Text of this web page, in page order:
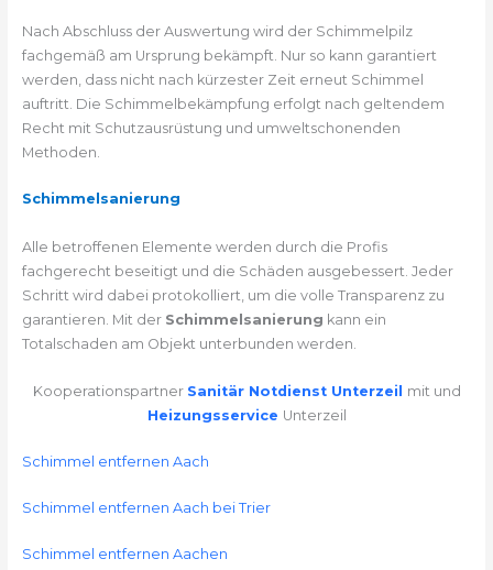
Nach Abschluss der Auswertung wird der Schimmelpilz
fachgemäß am Ursprung bekämpft. Nur so kann garantiert
werden, dass nicht nach kürzester Zeit erneut Schimmel
auftritt. Die Schimmelbekämpfung erfolgt nach geltendem
Recht mit Schutzausrüstung und umweltschonenden
Methoden.
Schimmelsanierung
Alle betroffenen Elemente werden durch die Profis
fachgerecht beseitigt und die Schäden ausgebessert. Jeder
Schritt wird dabei protokolliert, um die volle Transparenz zu
garantieren. Mit der Schimmelsanierung kann ein
Totalschaden am Objekt unterbunden werden.
Kooperationspartner Sanitär Notdienst Unterzeil mit und
Heizungsservice Unterzeil
Schimmel entfernen Aach
Schimmel entfernen Aach bei Trier
Schimmel entfernen Aachen